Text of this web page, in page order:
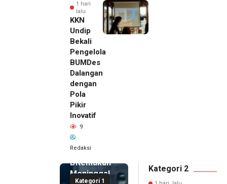
1 hari
lalu
KKN
Undip
Bekali
Pengelola
BUMDes
Dalangan
dengan
Pola
Pikir
Inovatif
9
Redaksi
Kategori 1
Pemilik
Royal
Phone
Ditemukan
Meninggal
Kategori 2